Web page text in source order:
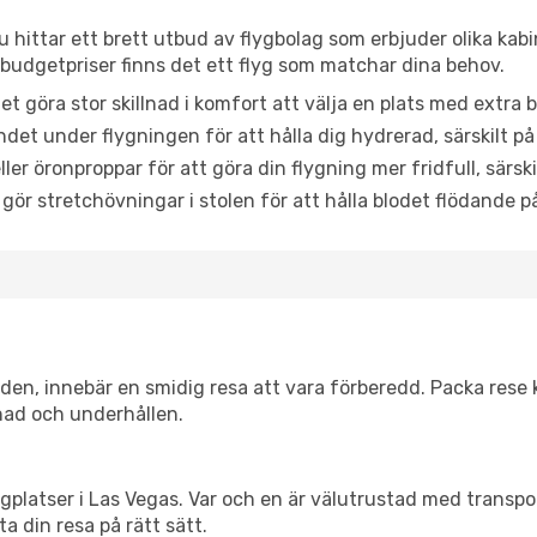
hittar ett brett utbud av flygbolag som erbjuder olika
finns det ett flyg som matchar dina behov.
göra stor skillnad i komfort att välja en plats med extra
under flygningen för att hålla dig hydrerad, särskilt på
öronproppar för att göra din flygning mer fridfull,
stretchövningar i stolen för att hålla blodet flödande
innebär en smidig resa att vara förberedd. Packa rese
och underhållen.
i Las Vegas. Var och en är välutrustad med
din resa på rätt sätt.